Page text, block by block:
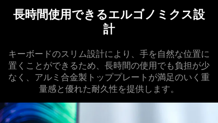
長時間使用できるエルゴノミクス設
計
キーボードのスリム設計により、手を自然な位置に
置くことができるため、長時間の使用でも負担が少
なく、アルミ合金製トッププレートが満足のいく重
量感と優れた耐久性を提供します。